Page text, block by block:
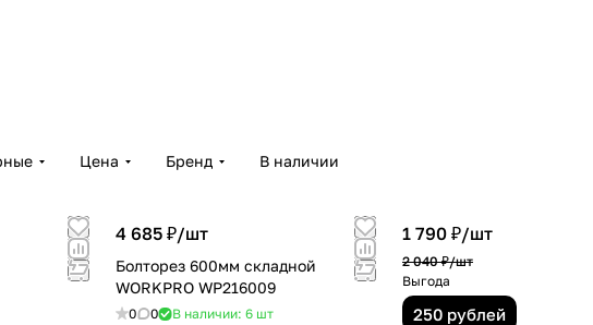
Цена Бренд В наличии
4 685 ₽/шт
Болторез 600мм складной
WORKPRO WP216009
0 0 В наличии: 6 шт
1 790 ₽/шт
2 040 ₽/шт
Выгода
250 рублей